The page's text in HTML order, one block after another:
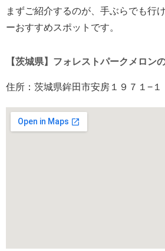
まずご紹介するのが、手ぶらでも行
ーおすすめスポットです。
【茨城県】フォレストパークメロン
住所：茨城県鉾田市安房１９７１−１